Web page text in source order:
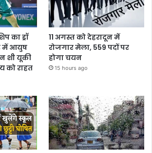
का ड्रॉ
में आयुष
शी यूकी
को राहत
11 अगस्त को देहरादून में
रोजगार मेला, 559 पदों पर
होगा चयन
15 hours ago